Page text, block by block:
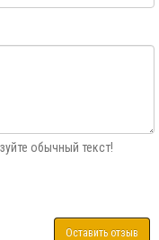
обычный текст!
Оставить отзыв